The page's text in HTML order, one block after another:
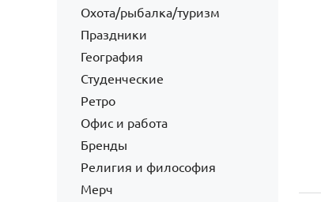
Охота/рыбалка/туризм
Праздники
География
Студенческие
Ретро
Офис и работа
Бренды
Религия и философия
Мерч